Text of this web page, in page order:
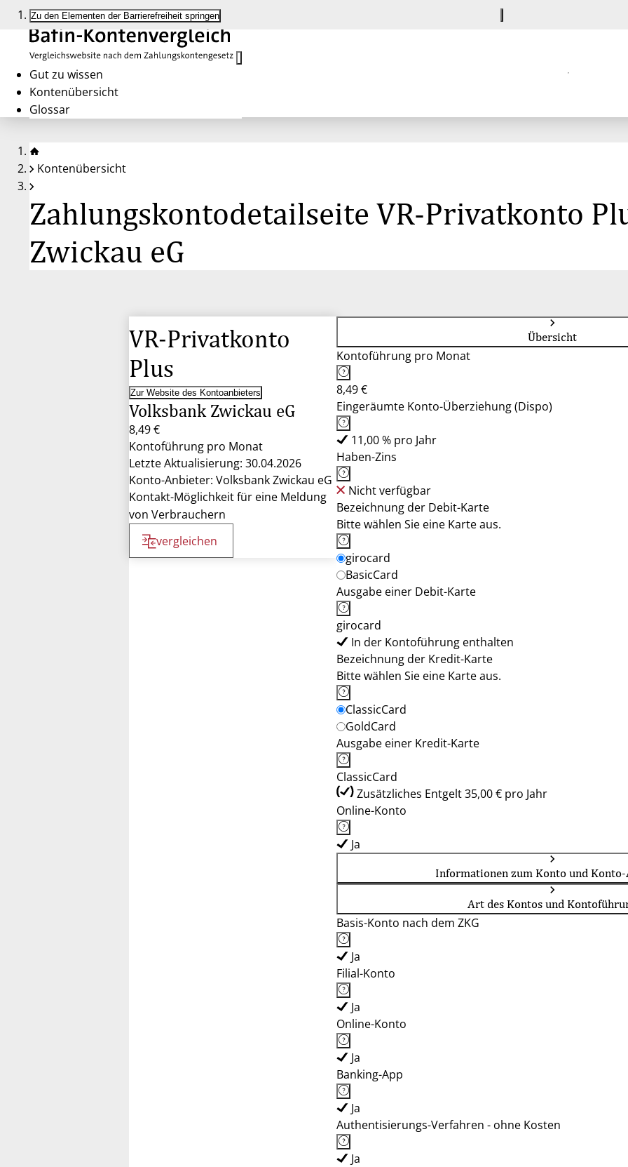
Zu den Elementen der Barrierefreiheit springen
Gut zu wissen
Kontenübersicht
Glossar
Kontenübersicht
Zahlungskontodetailseite VR-Privatkonto
Zwickau eG
VR-Privatkonto
Plus
Zur Website des Kontoanbieters
Volksbank Zwickau eG
8,49 €
Kontoführung pro Monat
Letzte Aktualisierung: 30.04.2026
Konto-Anbieter: Volksbank Zwickau eG
Kontakt-Möglichkeit für eine Meldung
von Verbrauchern
vergleichen
Übersicht
Kontoführung pro Monat
8,49 €
Eingeräumte Konto-Überziehung (Dispo)
11,00 % pro Jahr
Haben-Zins
Nicht verfügbar
Bezeichnung der Debit-Karte
Bitte wählen Sie eine Karte aus.
girocard
BasicCard
Ausgabe einer Debit-Karte
girocard
In der Kontoführung enthalten
Bezeichnung der Kredit-Karte
Bitte wählen Sie eine Karte aus.
ClassicCard
GoldCard
Ausgabe einer Kredit-Karte
ClassicCard
Zusätzliches Entgelt 35,00 € pro Jahr
Online-Konto
Ja
Informationen zum Konto und
Art des Kontos und
Basis-Konto nach dem ZKG
Ja
Filial-Konto
Ja
Online-Konto
Ja
Banking-App
Ja
Authentisierungs-Verfahren - ohne Kosten
Ja